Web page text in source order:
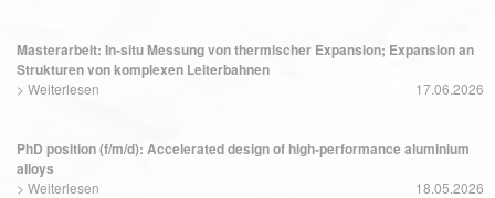
Masterarbeit: In-situ Messung von thermischer Expansion; Expansion an
Strukturen von komplexen Leiterbahnen
> Weiterlesen 17.06.2026
PhD position (f/m/d): Accelerated design of high-performance aluminium
alloys
> Weiterlesen 18.05.2026